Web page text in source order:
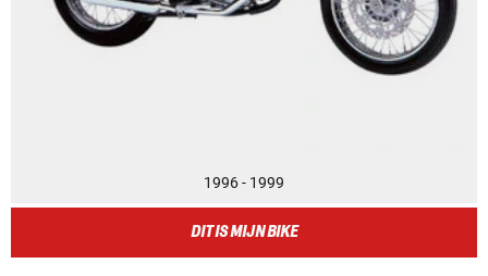
1996 - 1999
DIT IS MIJN BIKE